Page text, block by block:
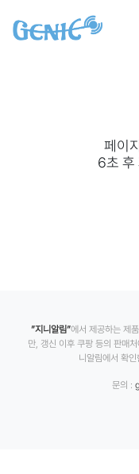
페이
6초 후
”지니알림”에서 제공하는 제
만, 갱신 이후 쿠팡 등의 판매
니알림에서 확
문의 :